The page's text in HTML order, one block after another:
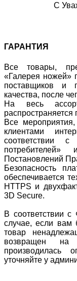
С
ГАРАНТИЯ
Все товары,
«Галерея ножей»
поставщиков и
качества, после
На весь
распространяется
Все
клиентами
Постановлений
Безопасность
обеспечивается
HTTPS и
3D Secure.
В соответствии
случае, если вам
товар
возвращен на
производилась
уточняйте у